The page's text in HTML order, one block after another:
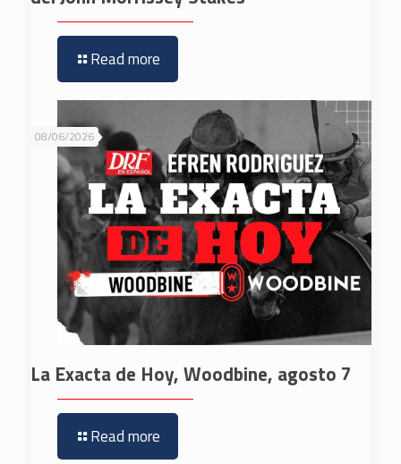
Read more
08/06/2026
La Exacta de Hoy, Woodbine, agosto 7
Read more